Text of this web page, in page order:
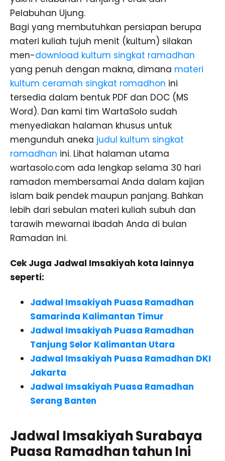
Pelabuhan Ujung.
Bagi yang membutuhkan persiapan berupa
materi kuliah tujuh menit (kultum) silakan
men-download kultum singkat ramadhan
yang penuh dengan makna, dimana materi
kultum ceramah singkat romadhon ini
tersedia dalam bentuk PDF dan DOC (MS
Word). Dan kami tim WartaSolo sudah
menyediakan halaman khusus untuk
mengunduh aneka judul kultum singkat
ramadhan ini. Lihat halaman utama
wartasolo.com ada lengkap selama 30 hari
ramadon membersamai Anda dalam kajian
islam baik pendek maupun panjang. Bahkan
lebih dari sebulan materi kuliah subuh dan
tarawih mewarnai ibadah Anda di bulan
Ramadan ini.
Cek Juga Jadwal Imsakiyah kota lainnya
seperti:
Jadwal Imsakiyah Puasa Ramadhan
Samarinda Kalimantan Timur
Jadwal Imsakiyah Puasa Ramadhan
Tanjung Selor Kalimantan Utara
Jadwal Imsakiyah Puasa Ramadhan DKI
Jakarta
Jadwal Imsakiyah Puasa Ramadhan
Serang Banten
Jadwal Imsakiyah Surabaya
Puasa Ramadhan tahun Ini